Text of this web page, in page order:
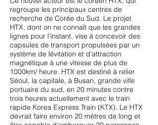
regroupe les principaux centres de
recherche de Corée du Sud. Le projet
HTX, dont on ne connaît que les grandes
lignes pour l’instant, vise à concevoir des
capsules de transport propulsées par un
système de lévitation et d'attraction
magnétique à une vitesse de plus de
1000km/ heure. HTX est destiné à relier
Séoul, la capitale, à Busan, grande ville
portuaire du sud, en 20 minutes contre
trois heures actuellement avec le train
rapide Korea Express Train (KTX). Le HTX
devrait faire environ 20 mètres de long et